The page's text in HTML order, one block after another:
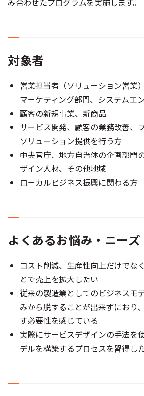
対象者
営業担当者（ソリューション営業
マーケティング部門、システムエ
顧客の新規事業、新商品
サービス開発、顧客の業務改善、
ソリューション提供を行う方
中央官庁、地方自治体の企画部門
ザイン人材、その他地域
ローカルビジネス振興に関わる方
よくあるお悩み・ニーズ
コスト削減、生産性向上だけでな
とで売上を拡大したい
従来の製造業としてのビジネスモ
みから脱することが出来ずにおり
す必要性を感じている
実際にサービスデザインの手法を
デルを構築するプロセスを習得し